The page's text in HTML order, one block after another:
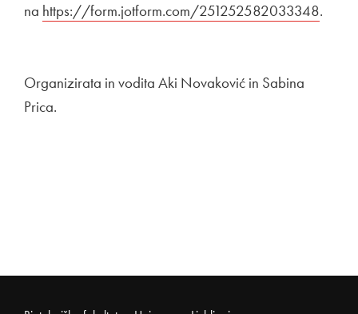
na Zunanja povezava na
https://form.jotform.com/251252582033348.
Organizirata in vodita Aki Novaković in Sabina
Prica.